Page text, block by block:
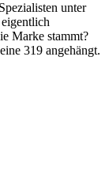
unter
Marke stammt?
319 angehängt.